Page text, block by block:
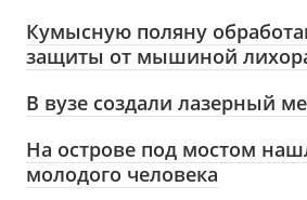
Кумысную поляну
защиты от мышиной
В вузе создали лазерный
На острове под мостом
молодого человека